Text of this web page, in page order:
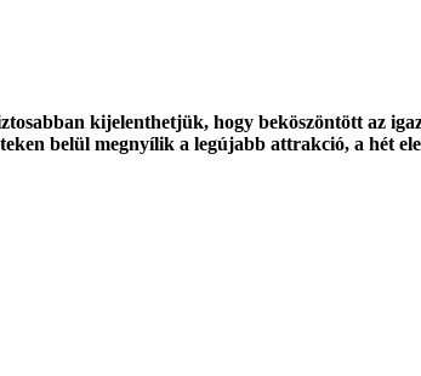
kijelenthetjük, hogy beköszöntött az
belül megnyílik a legújabb attrakció, a hét